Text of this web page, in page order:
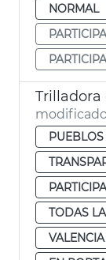
NORMAL
TODAS
VALENCIA